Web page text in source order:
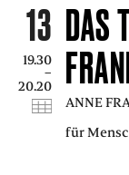
13
19.30
–
20.20
DAS
ANNE
für